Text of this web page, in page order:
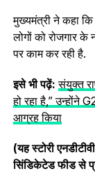
मुख्यमंत्री ने कहा
लोगों को रोजगार
पर काम कर रही है.
इसे भी पढ़ें:संयुक्त
हो रहा है,” उन्होंने
आग्रह किया
(यह स्टोरी
सिंडिकेटेड फीड से